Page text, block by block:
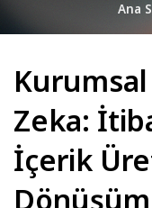
Ana
Zeka:
İçerik
Dönüşüm